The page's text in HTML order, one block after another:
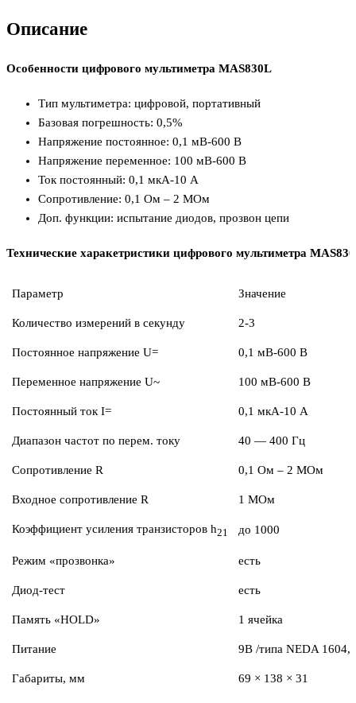
Описание
Особенности цифрового мультиметра MAS830L
Тип мультиметра: цифровой, портативный
Базовая погрешность: 0,5%
Напряжение постоянное: 0,1 мВ-600 В
Напряжение переменное: 100 мВ-600 В
Ток постоянный: 0,1 мкА-10 А
Сопротивление: 0,1 Ом – 2 МОм
Доп. функции: испытание диодов, прозвон цепи
Технические харакетристики цифрового мультиметра
Параметр Значение
Количество измерений в секунду 2-3
Постоянное напряжение U= 0,1 мВ-600 В
Переменное напряжение U~ 100 мВ-600 В
Постоянный ток I= 0,1 мкА-10 А
Диапазон частот по перем. току 40 — 400 Гц
Сопротивление R 0,1 Ом – 2 МОм
Входное сопротивление R 1 МОм
Коэффициент усиления транзисторов h21 до 1000
Режим «прозвонка» есть
Диод-тест есть
Память «HOLD» 1 ячейка
Питание 9В /типа NEDA
Габариты, мм 69 × 138 × 31